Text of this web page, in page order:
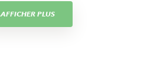
AFFICHER PLUS